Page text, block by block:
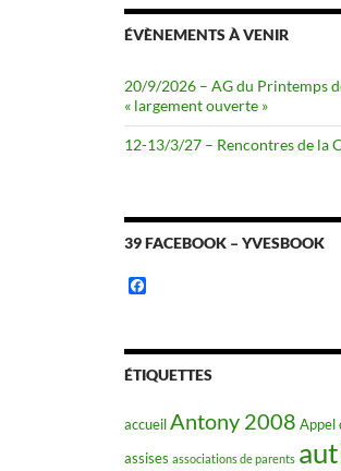
ÉVÈNEMENTS À VENIR
20/9/2026 – AG du Printemps
« largement ouverte »
12-13/3/27 – Rencontres de la
39 FACEBOOK – YVESBOOK
b
o
ÉTIQUETTES
accueilAntony 2008 Appel
assises associations de parents